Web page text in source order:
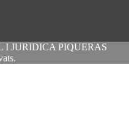
I JURIDICA PIQUERAS